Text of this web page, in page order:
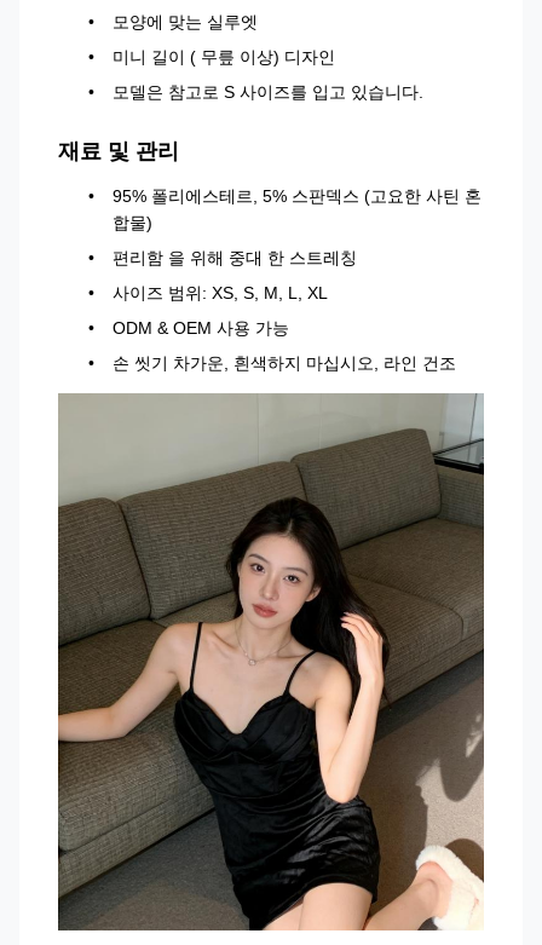
모양에 맞는 실루엣
미니 길이 ( 무릎 이상) 디자인
모델은 참고로 S 사이즈를 입고 있습니다.
재료 및 관리
95% 폴리에스테르, 5% 스판덱스 (고요한 사틴 혼
합물)
편리함 을 위해 중대 한 스트레칭
사이즈 범위: XS, S, M, L, XL
ODM & OEM 사용 가능
손 씻기 차가운, 흰색하지 마십시오, 라인 건조